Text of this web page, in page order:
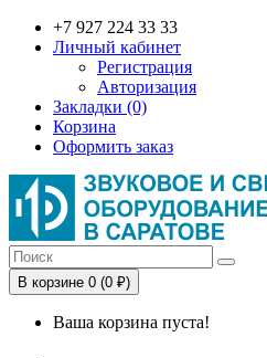
+7 927 224 33 33
Личный кабинет
Регистрация
Авторизация
Закладки (0)
Корзина
Оформить заказ
В корзине 0 (0 ₽)
Ваша корзина пуста!